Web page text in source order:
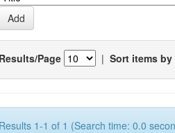
Results/Page | Sort items by
Results 1-1 of 1 (Search time: 0.0